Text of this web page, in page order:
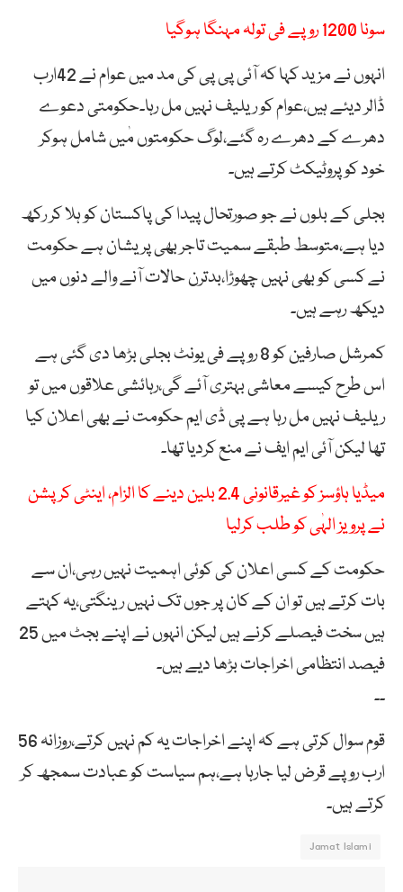
سونا 1200 روپے فی تولہ مہنگا ہوگیا
انہوں نے مزید کہا کہ آئی پی پی کی مد میں عوام نے 42ارب
ڈالر دیئے ہیں،عوام کو ریلیف نہیں مل رہا۔حکومتی دعوے
دھرے کے دھرے رہ گئے،لوگ حکومتوں مٰیں شامل ہوکر
خود کو پروٹیکٹ کرتے ہیں۔
بجلی کے بلوں نے جو صورتحال پیدا کی پاکستان کو ہلا کر رکھ
دیا ہے،متوسط طبقے سمیت تاجر بھی پریشان ہے حکومت
نے کسی کو بھی نہیں چھوڑا،بدترن حالات آنے والے دنوں میں
دیکھ رہے ہیں۔
کمرشل صارفین کو 8 روپے فی یونٹ بجلی بڑھا دی گئی ہے
اس طرح کیسے معاشی بہتری آئے گی،رہائشی علاقوں میں تو
ریلیف نہیں مل رہا ہے پی ڈی ایم حکومت نے بھی اعلان کیا
تھا لیکن آئی ایم ایف نے منع کردیا تھا۔
میڈیا ہاؤسز کو غیرقانونی 2.4 بلین دینے کا الزام، اینٹی کرپشن
نے پرویز الہٰی کو طلب کرلیا
حکومت کے کسی اعلان کی کوئی اہمیت نہیں رہی،ان سے
بات کرتے ہیں تو ان کے کان پر جوں تک نہیں رینگتی،یہ کہتے
ہیں سخت فیصلے کرنے ہیں لیکن انہوں نے اپنے بجٹ میں 25
فیصد انتظامی اخراجات بڑھا دیے ہیں۔
۔۔
قوم سوال کرتی ہے کہ اپنے اخراجات یہ کم نہیں کرتے،روزانہ 56
ارب روپے قرض لیا جارہا ہے،ہم سیاست کو عبادت سمجھ کر
کرتے ہیں۔
Jamat Islami